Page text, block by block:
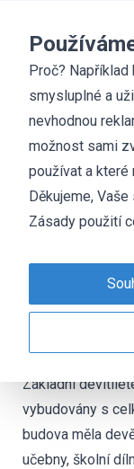
Historie školy
O zlepšení
usilovala řada
Nejprve se
v roce 1843 byl
roce 1844.
kdy byla
školních budov
června 1960.
Základní
vybudovány s
budova měla
učebny, školní
Proč?
smysluplné a
nevhodnou
možnost sami
používat a které
Děkujeme,
Zásady použití